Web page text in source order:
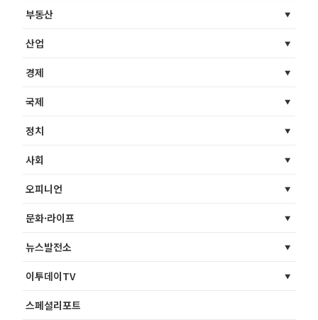
부동산
산업
경제
국제
정치
사회
오피니언
문화·라이프
뉴스발전소
이투데이TV
스페셜리포트